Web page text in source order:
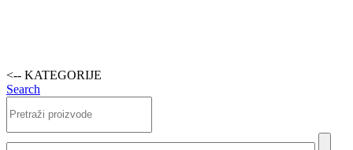
<-- KATEGORIJE
Search